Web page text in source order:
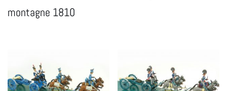
montagne 1810